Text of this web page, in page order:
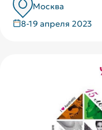
Москва
8-19 апреля 2023